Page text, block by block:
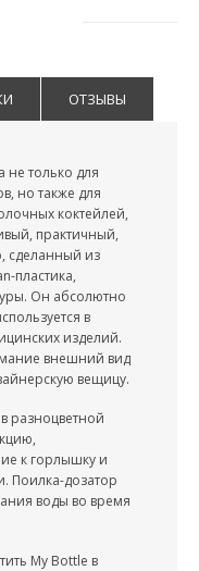
ОТЗЫВЫ
не только для
но также для
коктейлей,
практичный,
сделанный из
пластика,
Он абсолютно
в
изделий.
внешний вид
вещицу.
разноцветной
к горлышку и
Поилка-дозатор
воды во время
My Bottle в